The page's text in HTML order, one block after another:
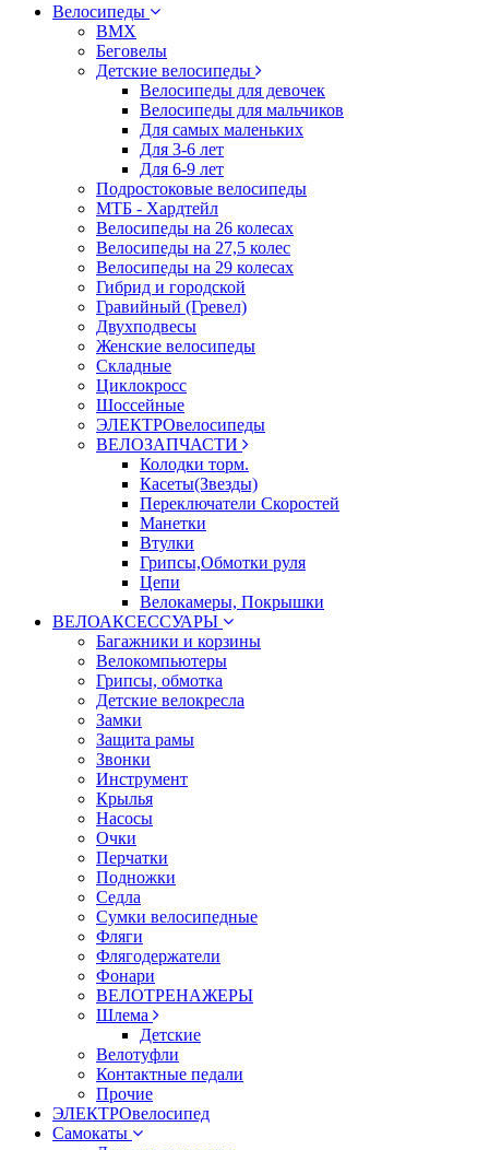
Велосипеды
BMX
Беговелы
Детские велосипеды
Велосипеды для девочек
Велосипеды для мальчиков
Для самых маленьких
Для 3-6 лет
Для 6-9 лет
Подростоковые велосипеды
МТБ - Хардтейл
Велосипеды на 26 колесах
Велосипеды на 27,5 колес
Велосипеды на 29 колесах
Гибрид и городской
Гравийный (Гревел)
Двухподвесы
Женские велосипеды
Складные
Циклокросс
Шоссейные
ЭЛЕКТРОвелосипеды
ВЕЛОЗАПЧАСТИ
Колодки торм.
Касеты(Звезды)
Переключатели Скоростей
Манетки
Втулки
Грипсы,Обмотки руля
Цепи
Велокамеры, Покрышки
ВЕЛОАКСЕССУАРЫ
Багажники и корзины
Велокомпьютеры
Грипсы, обмотка
Детские велокресла
Замки
Защита рамы
Звонки
Инструмент
Крылья
Насосы
Очки
Перчатки
Подножки
Седла
Сумки велосипедные
Фляги
Флягодержатели
Фонари
ВЕЛОТРЕНАЖЕРЫ
Шлема
Детские
Велотуфли
Контактные педали
Прочие
ЭЛЕКТРОвелосипед
Самокаты